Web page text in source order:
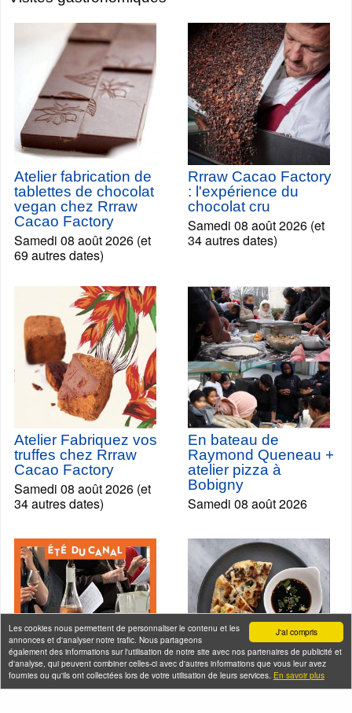
J'ai compris
Les cookies nous permettent de personnaliser le contenu et les
annonces et d'analyser notre trafic. Nous partageons
également des informations sur l'utilisation de notre site avec nos partenaires de publicité et
d'analyse, qui peuvent combiner celles-ci avec d'autres informations que vous leur avez
fournies ou qu'ils ont collectées lors de votre utilisation de leurs services. En savoir plus
Atelier fabrication de
tablettes de chocolat
vegan chez Rrraw
Cacao Factory
Samedi 08 août 2026 (et
69 autres dates)
Rrraw Cacao Factory
: l'expérience du
chocolat cru
Samedi 08 août 2026 (et
34 autres dates)
Atelier Fabriquez vos
truffes chez Rrraw
Cacao Factory
Samedi 08 août 2026 (et
34 autres dates)
En bateau de
Raymond Queneau +
atelier pizza à
Bobigny
Samedi 08 août 2026
Croisière dégustation
Visites gourmandes -